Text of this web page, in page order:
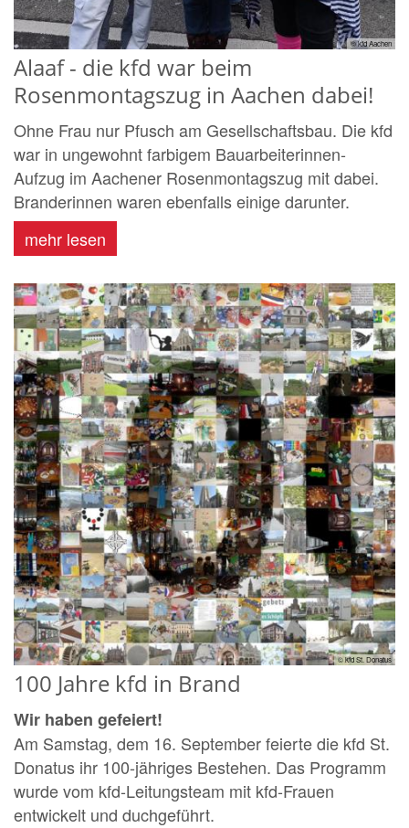
© kfd Aachen
Alaaf - die kfd war beim
Rosenmontagszug in Aachen dabei!
Ohne Frau nur Pfusch am Gesellschaftsbau. Die kfd
war in ungewohnt farbigem Bauarbeiterinnen-
Aufzug im Aachener Rosenmontagszug mit dabei.
Branderinnen waren ebenfalls einige darunter.
mehr lesen
© kfd St. Donatus
100 Jahre kfd in Brand
Wir haben gefeiert!
Am Samstag, dem 16. September feierte die kfd St.
Donatus ihr 100-jähriges Bestehen. Das Programm
wurde vom kfd-Leitungsteam mit kfd-Frauen
entwickelt und duchgeführt.